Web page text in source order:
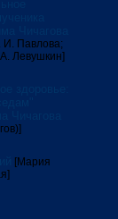
И. Павлова;
Левушкин]
[Мария